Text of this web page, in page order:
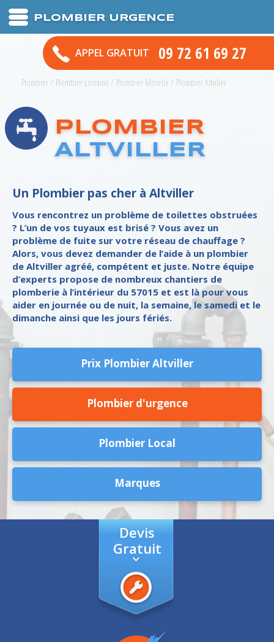
PLOMBIER URGENCE
APPEL GRATUIT 09 72 61 69 27
Plombier/ Plombier Lorraine / Plombier Moselle / Plombier Altviller
PLOMBIER
ALTVILLER
Un Plombier pas cher à Altviller
Vous rencontrez un problème de toilettes obstruées
? L’un de vos tuyaux est brisé ? Vous avez un
problème de fuite sur votre réseau de chauffage ?
Alors, vous devez demander de l’aide à un plombier
de Altviller agréé, compétent et juste. Notre équipe
d’experts propose de nombreux chantiers de
plomberie à l’intérieur du 57015 et est là pour vous
aider en journée ou de nuit, la semaine, le samedi et le
dimanche ainsi que les jours fériés.
Prix Plombier Altviller
Plombier d'urgence
Plombier Local
Marques
Devis
Gratuit